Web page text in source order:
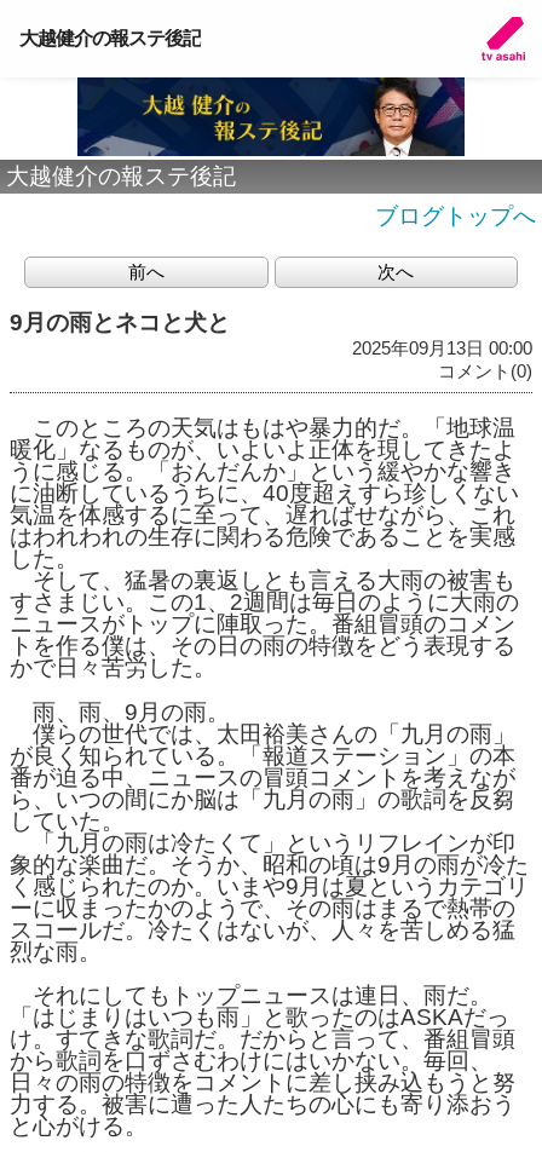
大越健介の報ステ後記
大越健介の報ステ後記
ブログトップへ
前へ 次へ
9月の雨とネコと犬と
2025年09月13日 00:00
コメント(0)
このところの天気はもはや暴力的だ。「地球温
暖化」なるものが、いよいよ正体を現してきたよ
うに感じる。「おんだんか」という緩やかな響き
に油断しているうちに、40度超えすら珍しくない
気温を体感するに至って、遅ればせながら、これ
はわれわれの生存に関わる危険であることを実感
した。
そして、猛暑の裏返しとも言える大雨の被害も
すさまじい。この1、2週間は毎日のように大雨の
ニュースがトップに陣取った。番組冒頭のコメン
トを作る僕は、その日の雨の特徴をどう表現する
かで日々苦労した。
雨、雨、9月の雨。
僕らの世代では、太田裕美さんの「九月の雨」
が良く知られている。「報道ステーション」の本
番が迫る中、ニュースの冒頭コメントを考えなが
ら、いつの間にか脳は「九月の雨」の歌詞を反芻
していた。
「九月の雨は冷たくて」というリフレインが印
象的な楽曲だ。そうか、昭和の頃は9月の雨が冷た
く感じられたのか。いまや9月は夏というカテゴリ
ーに収まったかのようで、その雨はまるで熱帯の
スコールだ。冷たくはないが、人々を苦しめる猛
烈な雨。
それにしてもトップニュースは連日、雨だ。
「はじまりはいつも雨」と歌ったのはASKAだっ
け。すてきな歌詞だ。だからと言って、番組冒頭
から歌詞を口ずさむわけにはいかない。毎回、
日々の雨の特徴をコメントに差し挟み込もうと努
力する。被害に遭った人たちの心にも寄り添おう
と心がける。